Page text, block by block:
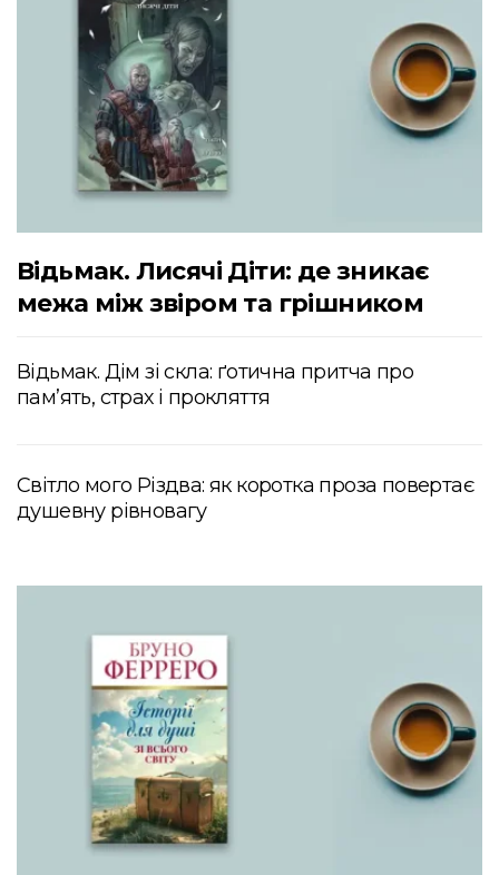
Відьмак. Лисячі Діти: де зникає
межа між звіром та грішником
Відьмак. Дім зі скла: ґотична притча про
пам’ять, страх і прокляття
Світло мого Різдва: як коротка проза повертає
душевну рівновагу